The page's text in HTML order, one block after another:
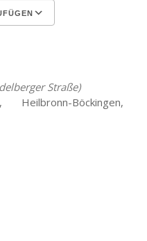
Straße)
Böckingen,